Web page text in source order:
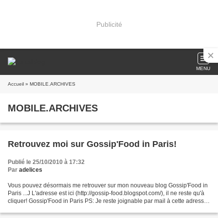
Publicité
MENU
Accueil » MOBILE.ARCHIVES
MOBILE.ARCHIVES
Retrouvez moi sur Gossip'Food in Paris!
Publié le 25/10/2010 à 17:32
Par adelices
Vous pouvez désormais me retrouver sur mon nouveau blog Gossip'Food in
Paris ...J L'adresse est ici (http://gossip-food.blogspot.com/), il ne reste qu'à
cliquer! Gossip'Food in Paris PS: Je reste joignable par mail à cette adresse: